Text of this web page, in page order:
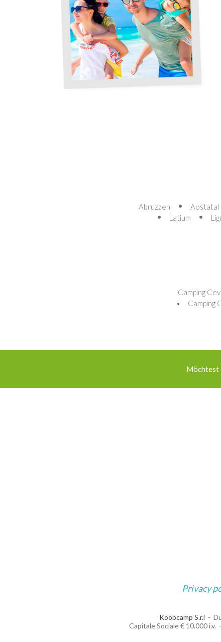
Abruzzen Aostatal
Latium
Camping
Camping
Möchtest
Privacy
Koobcamp S.r.l
Capitale Sociale € 10.000 i.v.